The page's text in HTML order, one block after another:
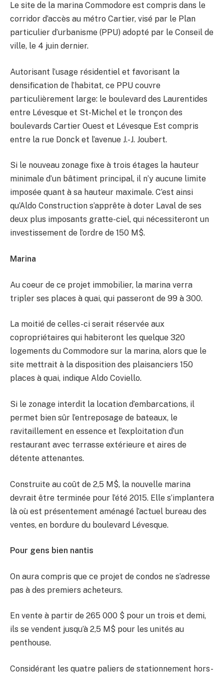
Le site de la marina Commodore est compris dans le
corridor d’accès au métro Cartier, visé par le Plan
particulier d’urbanisme (PPU) adopté par le Conseil de
ville, le 4 juin dernier.
Autorisant l’usage résidentiel et favorisant la
densification de l’habitat, ce PPU couvre
particulièrement large: le boulevard des Laurentides
entre Lévesque et St-Michel et le tronçon des
boulevards Cartier Ouest et Lévesque Est compris
entre la rue Donck et l’avenue J.-J. Joubert.
Si le nouveau zonage fixe à trois étages la hauteur
minimale d’un bâtiment principal, il n’y aucune limite
imposée quant à sa hauteur maximale. C’est ainsi
qu’Aldo Construction s’apprête à doter Laval de ses
deux plus imposants gratte-ciel, qui nécessiteront un
investissement de l’ordre de 150 M$.
Marina
Au coeur de ce projet immobilier, la marina verra
tripler ses places à quai, qui passeront de 99 à 300.
La moitié de celles-ci serait réservée aux
copropriétaires qui habiteront les quelque 320
logements du Commodore sur la marina, alors que le
site mettrait à la disposition des plaisanciers 150
places à quai, indique Aldo Coviello.
Si le zonage interdit la location d’embarcations, il
permet bien sûr l’entreposage de bateaux, le
ravitaillement en essence et l’exploitation d’un
restaurant avec terrasse extérieure et aires de
détente attenantes.
Construite au coût de 2,5 M$, la nouvelle marina
devrait être terminée pour l’été 2015. Elle s’implantera
là où est présentement aménagé l’actuel bureau des
ventes, en bordure du boulevard Lévesque.
Pour gens bien nantis
On aura compris que ce projet de condos ne s’adresse
pas à des premiers acheteurs.
En vente à partir de 265 000 $ pour un trois et demi,
ils se vendent jusqu’à 2,5 M$ pour les unités au
penthouse.
Considérant les quatre paliers de stationnement hors-